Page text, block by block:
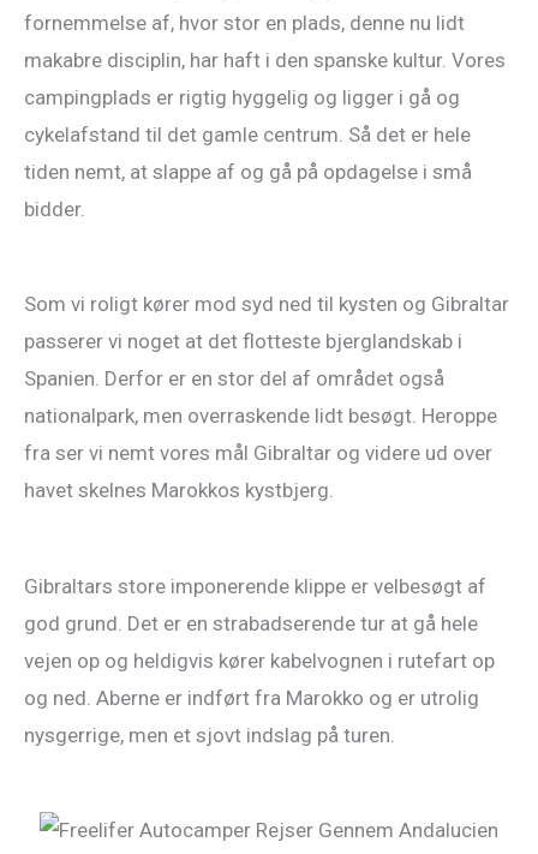
fornemmelse af, hvor stor en plads, denne nu lidt
makabre disciplin, har haft i den spanske kultur. Vores
campingplads er rigtig hyggelig og ligger i gå og
cykelafstand til det gamle centrum. Så det er hele
tiden nemt, at slappe af og gå på opdagelse i små
bidder.
Som vi roligt kører mod syd ned til kysten og Gibraltar
passerer vi noget at det flotteste bjerglandskab i
Spanien. Derfor er en stor del af området også
nationalpark, men overraskende lidt besøgt. Heroppe
fra ser vi nemt vores mål Gibraltar og videre ud over
havet skelnes Marokkos kystbjerg.
Gibraltars store imponerende klippe er velbesøgt af
god grund. Det er en strabadserende tur at gå hele
vejen op og heldigvis kører kabelvognen i rutefart op
og ned. Aberne er indført fra Marokko og er utrolig
nysgerrige, men et sjovt indslag på turen.